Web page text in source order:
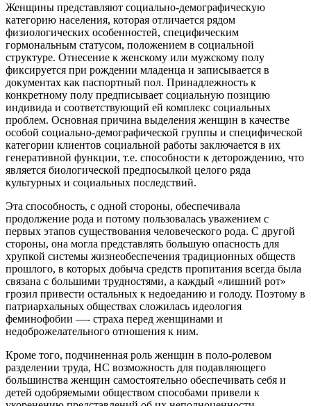
Женщины представляют социально-демографическую
категорию населения, которая отличается рядом
физиологических особенностей, специфическим
гормональным статусом, положением в социальной
структуре. Отнесение к женскому или мужскому полу
фиксируется при рождении младенца и записывается в
документах как паспортный пол. Принадлежность к
конкретному полу предписывает социальную позицию
индивида и соответствующий ей комплекс социальных
проблем. Основная причина выделения женщин в качестве
особой социально-демографической группы и специфической
категории клиентов социальной работы заключается в их
генеративной функции, т.е. способности к деторождению, что
является биологической предпосылкой целого ряда
культурных и социальных последствий.
Эта способность, с одной стороны, обеспечивала
продолжение рода и потому пользовалась уважением с
первых этапов существования человеческого рода. С другой
стороны, она могла представлять большую опасность для
хрупкой системы жизнеобеспечения традиционных обществ
прошлого, в которых добыча средств пропитания всегда была
связана с большими трудностями, а каждый «лишний рот»
грозил привести остальных к недоеданию и голоду. Поэтому в
патриархальных обществах сложилась идеология
феминофобии —- страха перед женщинами и
недоброжелательного отношения к ним.
Кроме того, подчиненная роль женщин в поло-ролевом
разделении труда, НС возможность для подавляющего
большинства женщин самостоятельно обеспечивать себя и
детей одобряемыми обществом способами привели к